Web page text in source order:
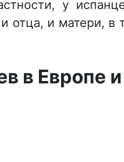
у
отца, и матери, в
в Европе и